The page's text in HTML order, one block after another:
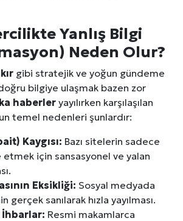
Yanlış Bilgi
Neden Olur?
gibi stratejik ve yoğun gündeme
bilgiye ulaşmak bazen zor
haberler yayılırken karşılaşılan
temel nedenleri şunlardır:
Kaygısı: Bazı sitelerin sadece
için sansasyonel ve yalan
Eksikliği: Sosyal medyada
gerçek sanılarak hızla yayılması.
İhbarlar: Resmi makamlarca